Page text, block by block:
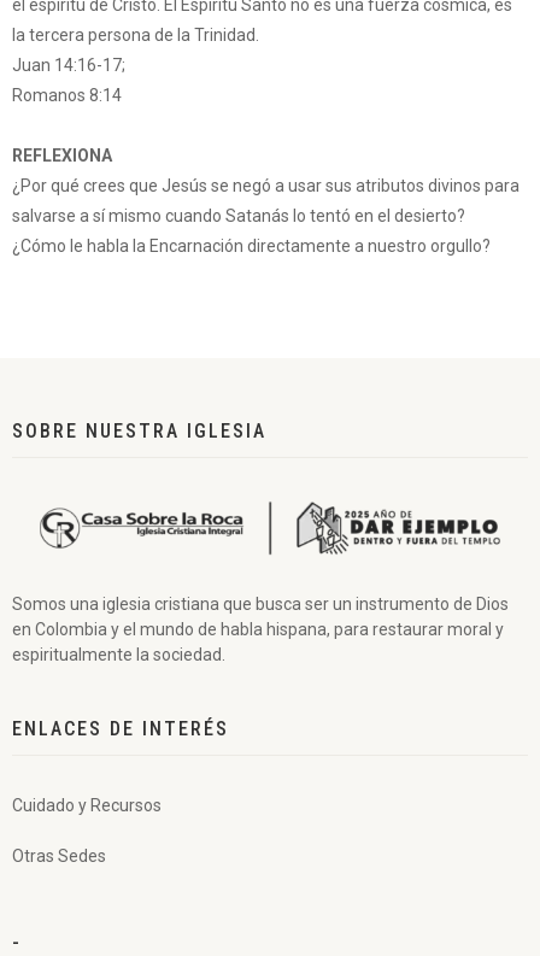
el espíritu de Cristo. El Espíritu Santo no es una fuerza cósmica, es
la tercera persona de la Trinidad.
Juan 14:16-17;
Romanos 8:14
REFLEXIONA
¿Por qué crees que Jesús se negó a usar sus atributos divinos para
salvarse a sí mismo cuando Satanás lo tentó en el desierto?
¿Cómo le habla la Encarnación directamente a nuestro orgullo?
SOBRE NUESTRA IGLESIA
Somos una iglesia cristiana que busca ser un instrumento de Dios
en Colombia y el mundo de habla hispana, para restaurar moral y
espiritualmente la sociedad.
ENLACES DE INTERÉS
Cuidado y Recursos
Otras Sedes
-